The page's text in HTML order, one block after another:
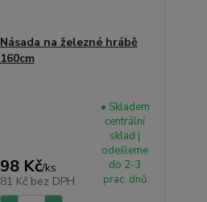
Násada na železné hrábě
160cm
98 Kč/ks
81 Kč bez DPH
• Skladem
centrální
sklad |
odešleme
do 2-3
prac. dnů